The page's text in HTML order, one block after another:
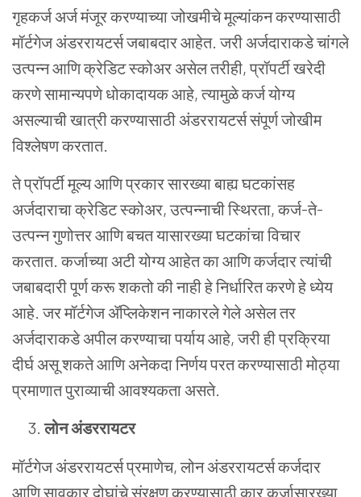
गृहकर्जअर्जमंजूरकरण्याच्याजोखमीचेमूल्यांकनकरण्यासाठी
मॉर्टगेजअंडररायटर्सजबाबदारआहेत.जरीअर्जदाराकडेचांगले
उत्पन्नआणिक्रेडिटस्कोअरअसेलतरीही,प्रॉपर्टीखरेदी
करणेसामान्यपणे धोकादायकआहे,त्यामुळेकर्जयोग्य
असल्याचीखात्रीकरण्यासाठीअंडररायटर्ससंपूर्णजोखीम
विश्लेषणकरतात.
तेप्रॉपर्टीमूल्यआणिप्रकारसारख्याबाह्यघटकांसह
अर्जदाराचाक्रेडिटस्कोअर,उत्पन्नाचीस्थिरता,कर्ज-ते-
उत्पन्नगुणोत्तरआणिबचतयासारख्याघटकांचाविचार
करतात.कर्जाच्याअटीयोग्यआहेतकाआणिकर्जदारत्यांची
जबाबदारीपूर्णकरूशकतोकीनाहीहेनिर्धारितकरणेहेध्येय
आहे.जरमॉर्टगेजॲप्लिकेशननाकारलेगेलेअसेलतर
अर्जदाराकडेअपीलकरण्याचापर्यायआहे,जरीहीप्रक्रिया
दीर्घअसूशकतेआणिअनेकदानिर्णयपरतकरण्यासाठीमोठ्या
प्रमाणातपुराव्याचीआवश्यकताअसते.
लोनअंडररायटर
मॉर्टगेजअंडररायटर्सप्रमाणेच,लोनअंडररायटर्सकर्जदार
आणिसावकारदोघांचेसंरक्षणकरण्यासाठीकारकर्जासारख्या